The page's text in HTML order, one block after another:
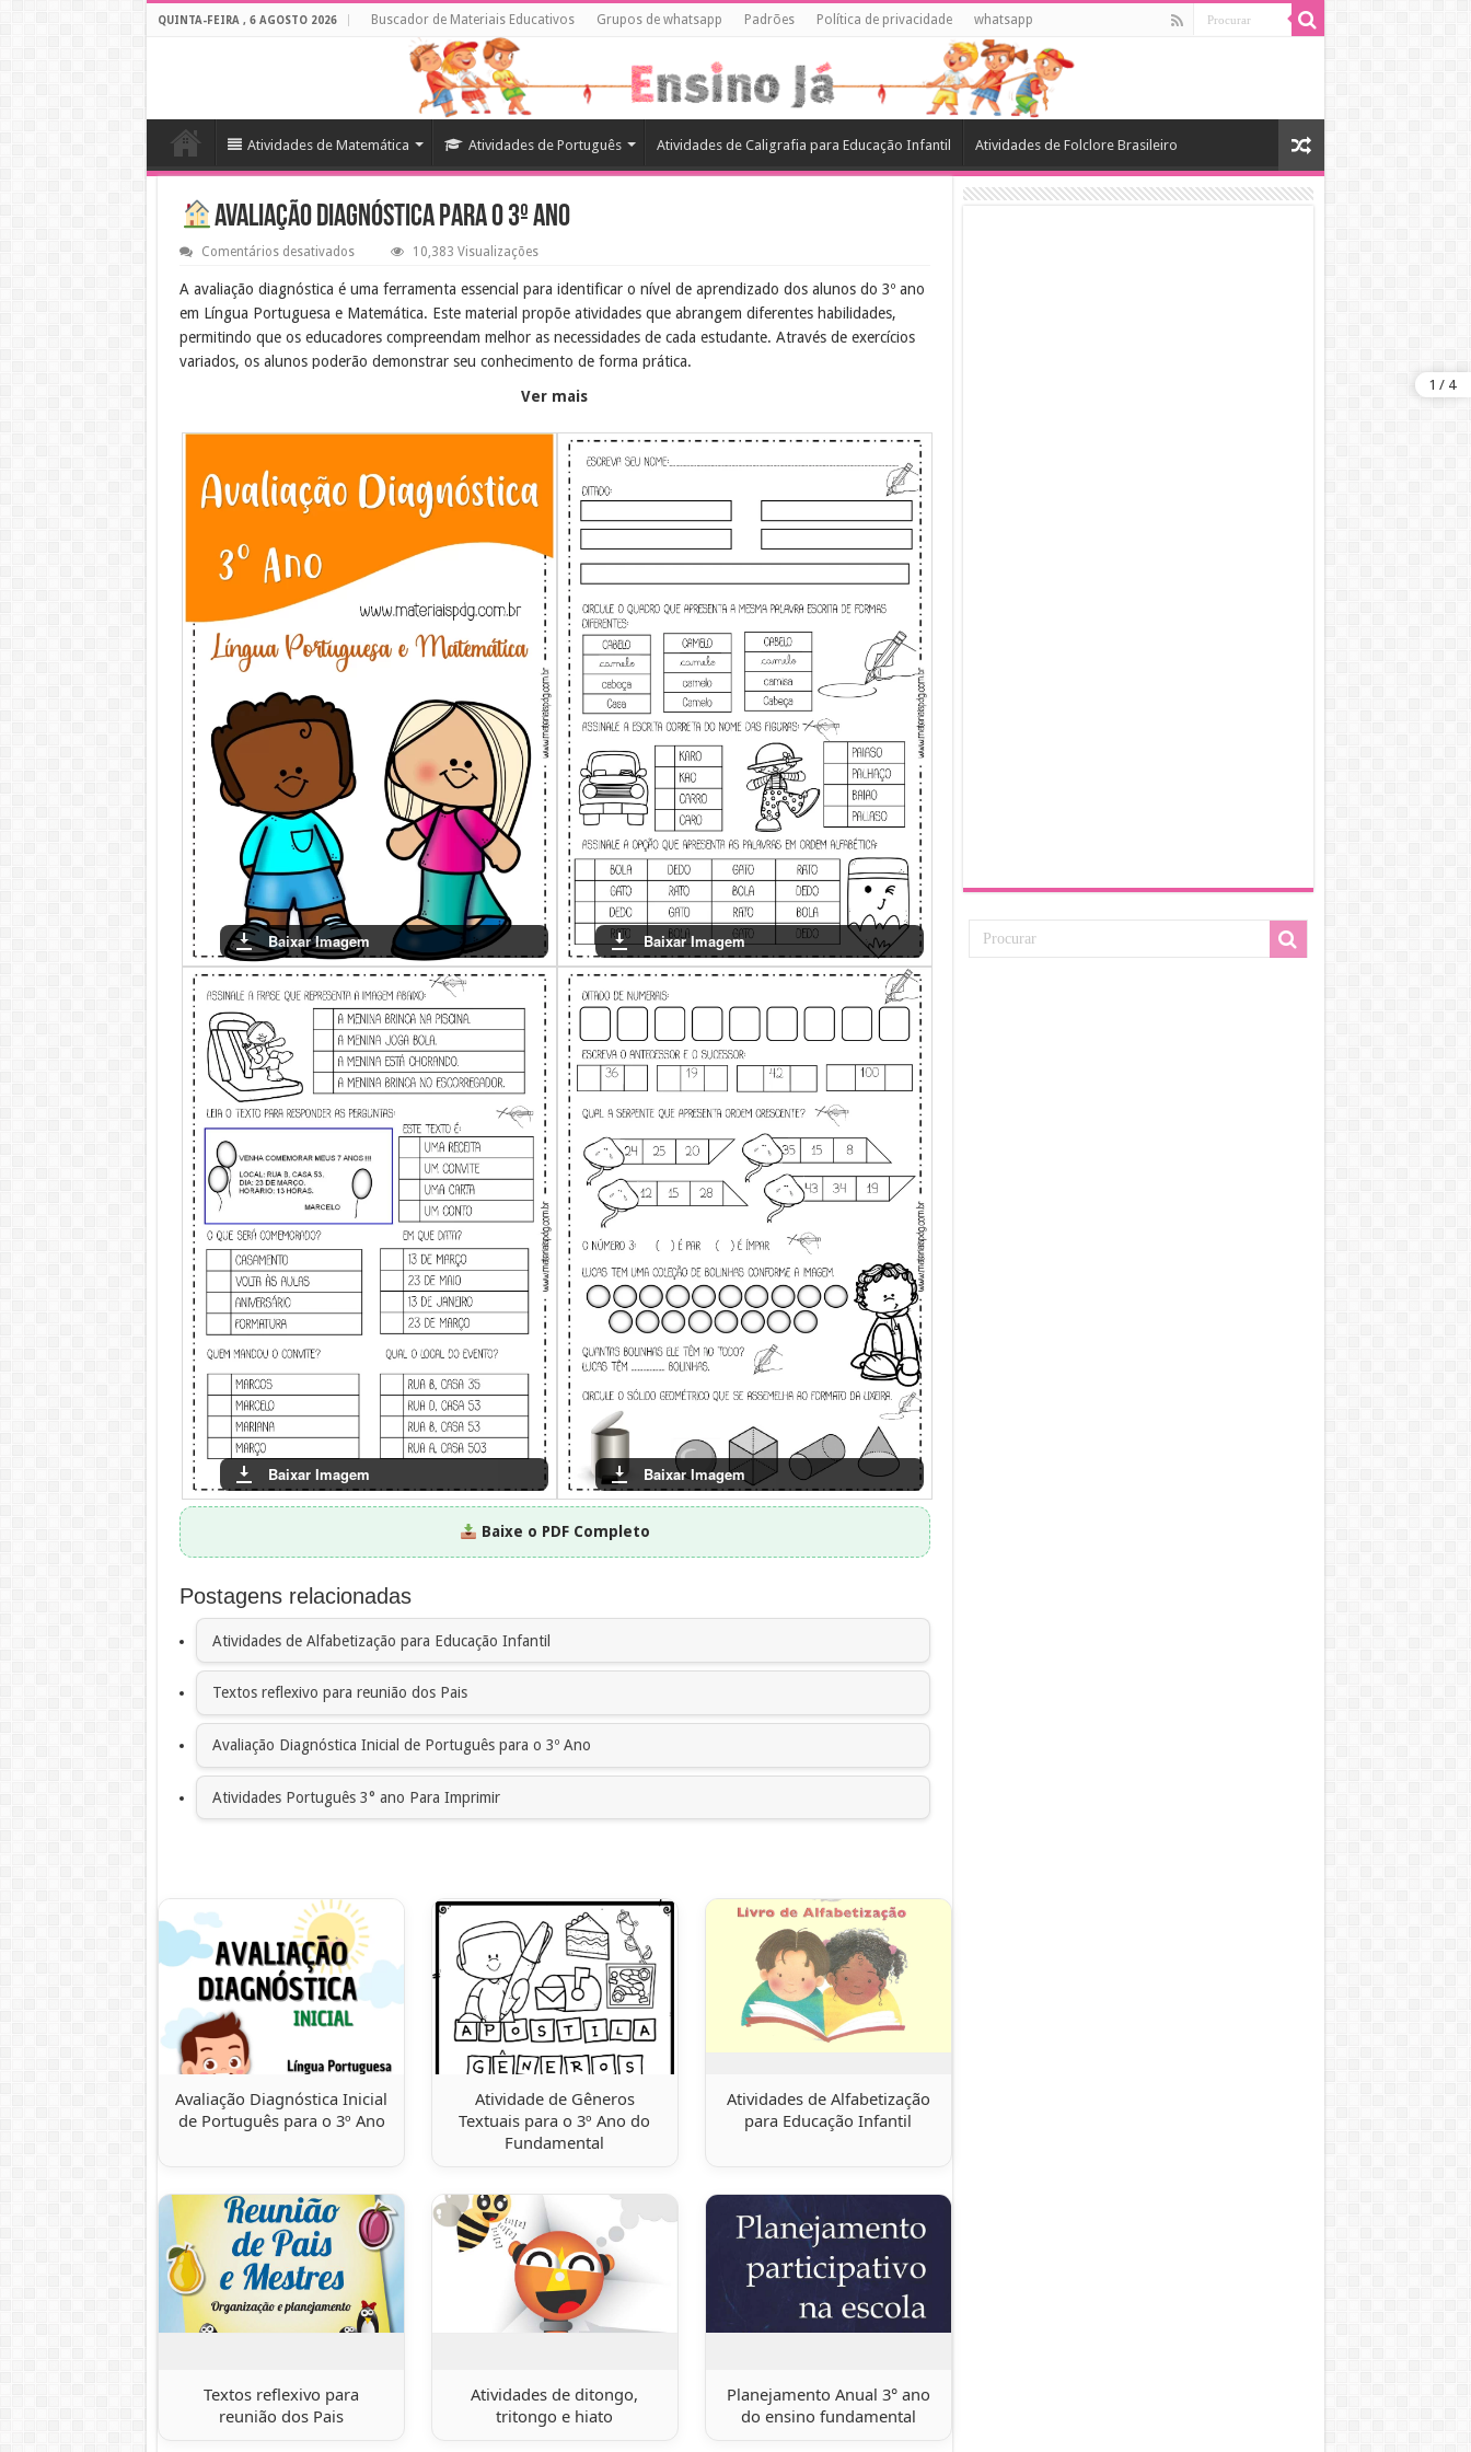
QUINTA-FEIRA , 6 AGOSTO 2026 Buscador de Materiais Educativos Grupos de whatsapp Padrões Política de privacidade whatsapp
Atividades de Matemática Atividades de Português Atividades de Caligrafia para Educação Infantil Atividades de Folclore Brasileiro
Avaliação diagnóstica para o 3º ano
Comentários desativadosem
diagnóstica
para
o
ano
10,383 Visualizações
A avaliação diagnóstica é uma ferramenta essencial para identificar o nível de aprendizado dos alunos do 3º ano
em Língua Portuguesa e Matemática. Este material propõe atividades que abrangem diferentes habilidades,
permitindo que os educadores compreendam melhor as necessidades de cada estudante. Através de exercícios
variados, os alunos poderão demonstrar seu conhecimento de forma prática.
O objetivo desta avaliação é diagnosticar as competências dos alunos em Língua Portuguesa e Matemática. Com
isso, os professores poderão planejar intervenções pedagógicas mais eficazes, adaptando o ensino às
necessidades individuais e coletivas da turma, promovendo um aprendizado mais significativo.
Conclusão
Ao aplicar esta avaliação diagnóstica, os educadores terão uma visão clara do desempenho dos alunos, o que
facilitará a identificação de áreas que precisam de reforço. Essa prática é fundamental para garantir que todos
os estudantes avancem em seu aprendizado, construindo uma base sólida para os próximos anos escolares.
Ver mais
Baixar Imagem Baixar Imagem
Baixar Imagem Baixar Imagem
Baixe o PDF Completo
Postagens relacionadas
Atividades de Alfabetização para Educação Infantil
Textos reflexivo para reunião dos Pais
Avaliação Diagnóstica Inicial de Português para o 3º Ano
Atividades Português 3° ano Para Imprimir
Avaliação Diagnóstica Inicial
de Português para o 3º Ano
Atividade de Gêneros
Textuais para o 3º Ano do
Fundamental
Atividades de Alfabetização
para Educação Infantil
Textos reflexivo para
reunião dos Pais
Atividades de ditongo,
tritongo e hiato
Planejamento Anual 3° ano
do ensino fundamental